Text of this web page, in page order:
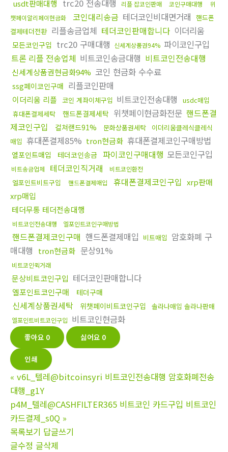
usdt판매대행 trc20 전송대행 리플 잡코인판매 코인구매대행
위
챗페이알리페이현금화
코인대리송금 테더코인비대면거래 핸드폰
결제테더전환 리플송금업체 테더코인판매합니다 이더리움
모든코인구입 trc20 구매대행 신세계상품권94% 파이코인구입
트론 리플 전송업체 비트코인송금대행 비트코인전송대행
신세계상품권현금화94% 코인 현금화 수수료
ssg페이코인구매 리플코인판매
이더리움 리플 코인 계좌이체구입 비트코인전송대행
usdc매입
휴대폰결제세탁
핸드폰결제세탁 위챗페이현금화전문 핸드폰결
제코인구입
컬쳐랜드91% 문화상품권세탁
이더리움클레식클레식
매입 휴대폰결제85% tron현금화 휴대폰결제코인구매방법
엘포인트매입 테더코인송금 파이코인구매대행 모든코인구입
비트송금업체 테더코인직거래 비트코인환전
엘포인트비트구입 핸드폰결제매입 휴대폰결제코인구입 xrp판매
xrp매입
테더무통 테더전송대행
비트코인전송대행 엘포인트코인구매방법
핸드폰결제코인구매 핸드폰결제매입 비트매입 암호화폐 구
매대행
tron현금화 문상91%
비트코인퀵거래
문상비트코인구입 테더코인판매합니다
엘포인트코인구매 테더구매
신세계상품권세탁 위챗페이비트코인구입 솔라나매입 솔라나판매
엘포인트비트코인구입 비트코인현금화
좋아요 0 싫어요 0
인쇄
« v6L_텔레@bitcoinsyri 비트코인전송대행 암호화폐전송
대행_g1Y
p4M_텔레@CASHFILTER365 비트코인 카드구입 비트코인
카드결제_s0Q »
목록보기 답글쓰기
글수정 글삭제